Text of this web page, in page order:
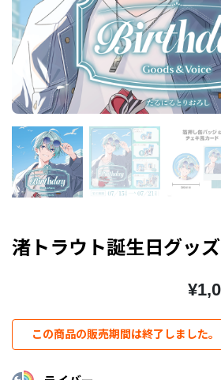
渚トラウト誕生日グッ
この商品の販売期間は終了しました。